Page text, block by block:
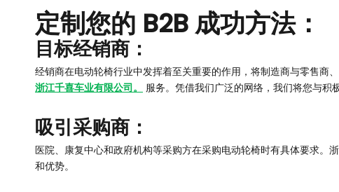
定制您的 B2B 成功方法：
目标经销商：
经销商在电动轮椅行业中发挥着至关重要的作用，将制造商与零售商
浙江千喜车业有限公司。
服务。凭借我们广泛的网络，我们将您与积
吸引采购商：
医院、康复中心和政府机构等采购方在采购电动轮椅时有具体要求。
和优势。